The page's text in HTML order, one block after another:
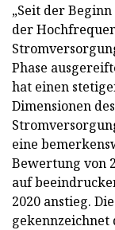
„Seit der
der
Phase
hat einen
Dimensionen
eine
Bewertung von
auf
2020 anstieg.
gekennzeichnet